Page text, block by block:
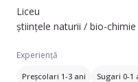
Liceu
științele naturii / bio-chimie
Experiență
Preșcolari 1-3 ani Sugari 0-1